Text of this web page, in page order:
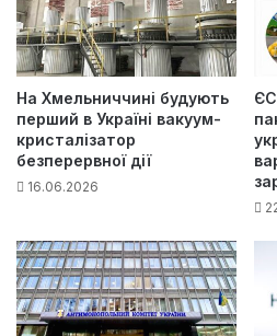
На Хмельниччині будують
перший в Україні вакуум-
кристалізатор
безперервної дії
16.06.2026